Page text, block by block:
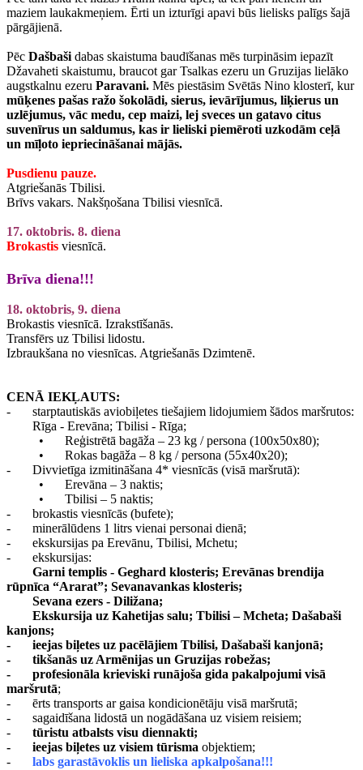
maziem laukakmeņiem. Ērti un izturīgi apavi būs lielisks palīgs šajā
pārgājienā.
Pēc Dašbašidabas skaistuma baudīšanas mēs turpināsim iepazīt
Džavaheti skaistumu, braucot gar Tsalkas ezeru un Gruzijas lielāko
augstkalnu ezeru Paravani. Mēs piestāsim Svētās Nino klosterī, kur
mūķenes pašas ražo šokolādi, sierus, ievārījumus, liķierus un
uzlējumus, vāc medu, cep maizi, lej sveces un gatavo citus
suvenīrus un saldumus, kas ir lieliski piemēroti uzkodām ceļā
un mīļoto iepriecināšanai mājās.
Pusdienu pauze.
Atgriešanās Tbilisi.
Brīvs vakars. Nakšņošana Tbilisi viesnīcā.
17. oktobris. 8. diena
Brokastis viesnīcā.
Brīva diena!!!
18. oktobris, 9. diena
Brokastis viesnīcā. Izrakstīšanās.
Transfērs uz Tbilisi lidostu.
Izbraukšana no viesnīcas. Atgriešanās Dzimtenē.
CENĀ IEKĻAUTS:
-
starptautiskās aviobiļetes tiešajiem lidojumiem šādos maršrutos:
Rīga - Erevāna; Tbilisi - Rīga;
•
Reģistrētā bagāža – 23 kg / persona (100x50x80);
•
Rokas bagāža – 8 kg / persona (55x40x20);
-
Divvietīga izmitināšana 4* viesnīcās (visā maršrutā):
•
Erevāna – 3 naktis;
•
Tbilisi – 5 naktis;
-
brokastis viesnīcās (bufete);
-
minerālūdens 1 litrs vienai personai dienā;
-
ekskursijas pa Erevānu, Tbilisi, Mchetu;
-
ekskursijas:
Garni templis - Geghard klosteris; Erevānas brendija
rūpnīca “Ararat”; Sevanavankas klosteris;
Sevana ezers - Diližana;
Ekskursija uz Kahetijas salu; Tbilisi – Mcheta; Dašabaši
kanjons;
-
ieejas biļetes uz pacēlājiem Tbilisi, Dašabaši kanjonā;
-
tikšanās uz Armēnijas un Gruzijas robežas;
-
profesionāla krieviski runājoša gida pakalpojumi visā
maršrutā;
-
ērts transports ar gaisa kondicionētāju visā maršrutā;
-
sagaidīšana lidostā un nogādāšana uz visiem reisiem;
-
tūristu atbalsts visu diennakti;
-
ieejas biļetes uz visiem tūrisma objektiem;
-
labs garastāvoklis un lieliska apkalpošana!!!